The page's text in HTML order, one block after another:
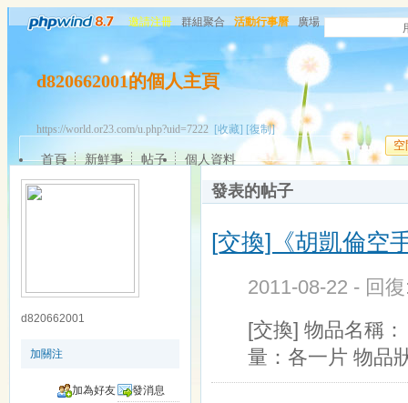
邀請注冊 群組聚合 活動行事曆 廣場
d820662001的個人主頁
https://world.or23.com/u.php?uid=7222 [收藏] [復制]
空
首頁 新鮮事 帖子 個人資料
d820662001
加關注
加為好友
發消息
發表的帖子
[交換]《胡凱倫空
2011-08-22 - 回
[交換] 物品名稱
量：各一片 物品